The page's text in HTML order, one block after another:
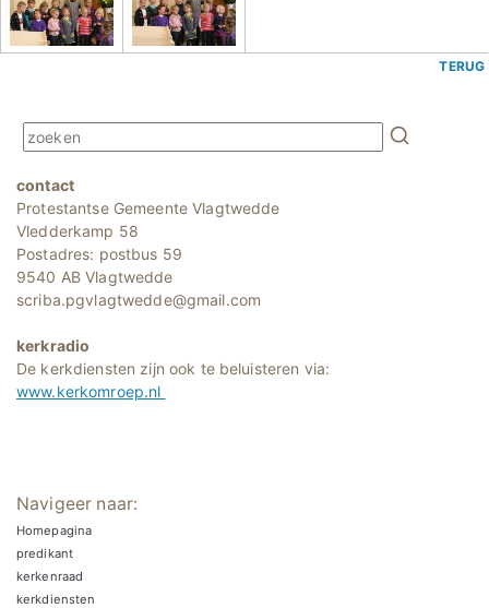
TERUG
contact
Protestantse Gemeente Vlagtwedde
Vledderkamp 58
Postadres: postbus 59
9540 AB Vlagtwedde
scriba.pgvlagtwedde@gmail.com
kerkradio
De kerkdiensten zijn ook te beluisteren via:
www.kerkomroep.nl
Navigeer naar:
Homepagina
predikant
kerkenraad
kerkdiensten